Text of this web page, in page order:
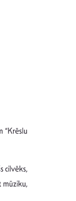
“Krēslu
cilvēks,
mūziku,